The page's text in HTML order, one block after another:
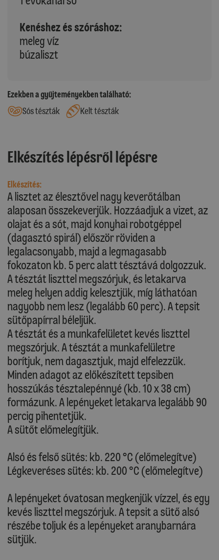
Kenéshez és szóráshoz:
meleg víz
búzaliszt
Ezekben a gyűjteményekben található:
Sós tészták
Kelt tészták
Elkészítés lépésről lépésre
Elkészítés:
A lisztet az élesztővel nagy keverőtálban
alaposan összekeverjük. Hozzáadjuk a vizet, az
olajat és a sót, majd konyhai robotgéppel
(dagasztó spirál) először röviden a
legalacsonyabb, majd a legmagasabb
fokozaton kb. 5 perc alatt tésztává dolgozzuk.
A tésztát liszttel megszórjuk, és letakarva
meleg helyen addig kelesztjük, míg láthatóan
nagyobb nem lesz (legalább 60 perc). A tepsit
sütőpapírral béleljük.
A tésztát és a munkafelületet kevés liszttel
megszórjuk. A tésztát a munkafelületre
borítjuk, nem dagasztjuk, majd elfelezzük.
Minden adagot az előkészített tepsiben
hosszúkás tésztalepénnyé (kb. 10 x 38 cm)
formázunk. A lepényeket letakarva legalább 90
percig pihentetjük.
A sütőt előmelegítjük.
Alsó és felső sütés: kb. 220 °C (előmelegítve)
Légkeveréses sütés: kb. 200 °C (előmelegítve)
A lepényeket óvatosan megkenjük vízzel, és egy
kevés liszttel megszórjuk. A tepsit a sütő alsó
részébe toljuk és a lepényeket aranybarnára
sütjük.